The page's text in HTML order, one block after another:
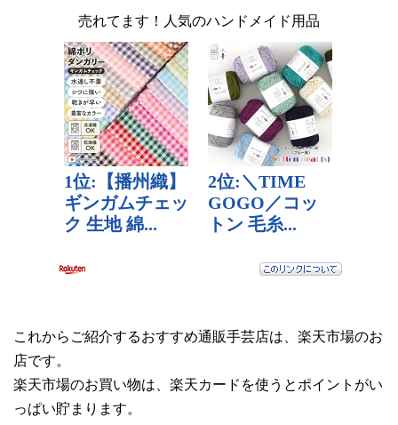
売れてます！人気のハンドメイド用品
これからご紹介するおすすめ通販手芸店は、楽天市場のお
店です。
楽天市場のお買い物は、楽天カードを使うとポイントがい
っぱい貯まります。